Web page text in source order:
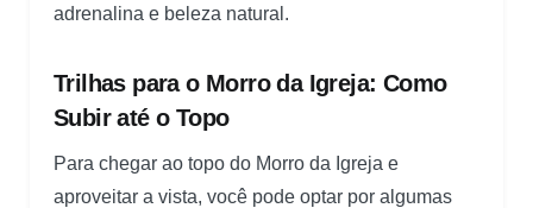
adrenalina e beleza natural.
Trilhas para o Morro da Igreja: Como
Subir até o Topo
Para chegar ao topo do Morro da Igreja e
aproveitar a vista, você pode optar por algumas